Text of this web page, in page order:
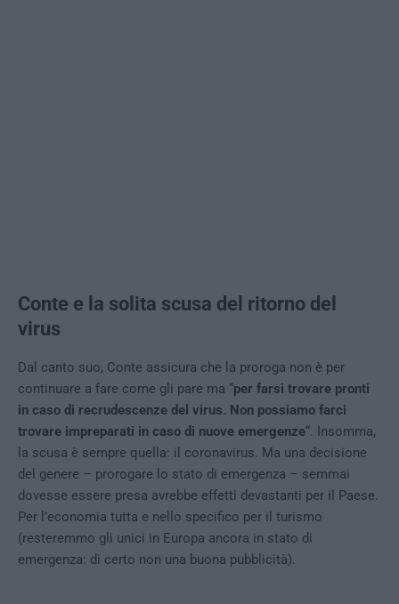
Conte e la solita scusa del ritorno del
virus
Dal canto suo, Conte assicura che la proroga non è per
continuare a fare come gli pare ma “per farsi trovare pronti
in caso di recrudescenze del virus. Non possiamo farci
trovare impreparati in caso di nuove emergenze“. Insomma,
la scusa è sempre quella: il coronavirus. Ma una decisione
del genere – prorogare lo stato di emergenza – semmai
dovesse essere presa avrebbe effetti devastanti per il Paese.
Per l’economia tutta e nello specifico per il turismo
(resteremmo gli unici in Europa ancora in stato di
emergenza: di certo non una buona pubblicità).